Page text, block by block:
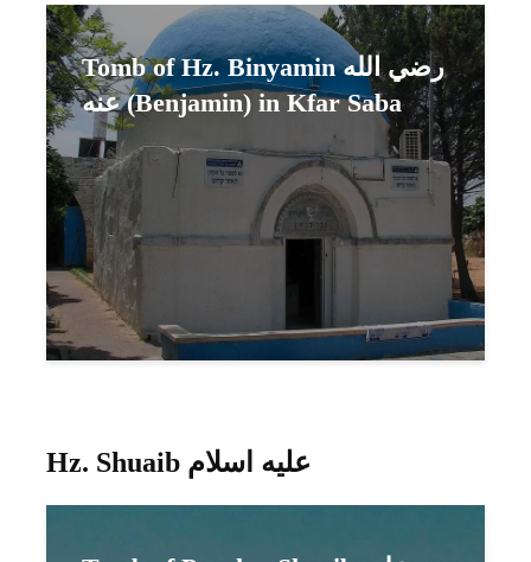
Tomb of Hz. Binyamin رضي الله
عنه (Benjamin) in Kfar Saba
Hz. Shuaib عليه اسلام